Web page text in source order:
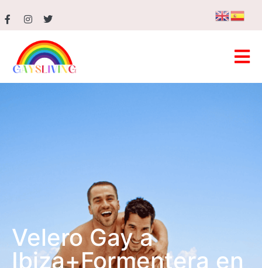
Velero Gay a
Ibiza+Formentera en